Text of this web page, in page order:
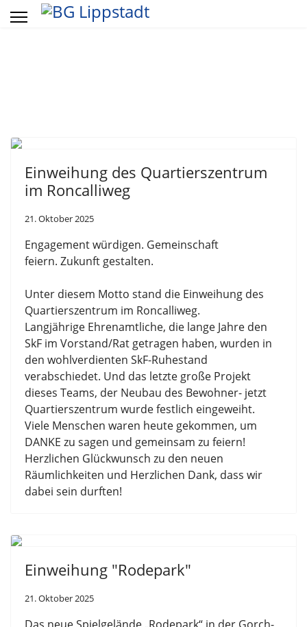
Einweihung des Quartierszentrum
im Roncalliweg
21. Oktober 2025
Engagement würdigen. Gemeinschaft
feiern. Zukunft gestalten.
Unter diesem Motto stand die Einweihung des
Quartierszentrum im Roncalliweg.
Langjährige Ehrenamtliche, die lange Jahre den
SkF im Vorstand/Rat getragen haben, wurden in
den wohlverdienten SkF-Ruhestand
verabschiedet. Und das letzte große Projekt
dieses Teams, der Neubau des Bewohner- jetzt
Quartierszentrum wurde festlich eingeweiht.
Viele Menschen waren heute gekommen, um
DANKE zu sagen und gemeinsam zu feiern!
Herzlichen Glückwunsch zu den neuen
Räumlichkeiten und Herzlichen Dank, dass wir
dabei sein durften!
Einweihung "Rodepark"
21. Oktober 2025
JahrMonat